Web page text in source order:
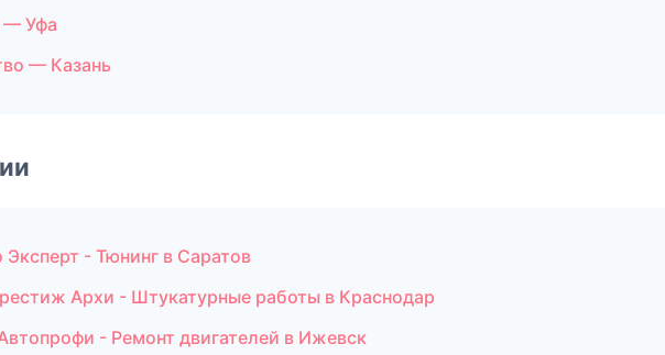
— Уфа
— Казань
- Тюнинг в Саратов
Архи - Штукатурные работы в Краснодар
- Ремонт двигателей в Ижевск